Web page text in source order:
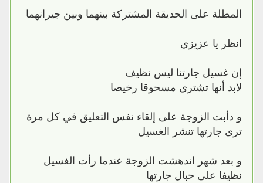
المطلة على الحديقة المشتركة بينهما وبين جيرانهما
انظر يا عزيزي
إن غسيل جارتنا ليس نظيف
لابد أنها تشتري مسحوقا رخيصا
و دأبت الزوجة على إلقاء نفس التعليق في كل مرة
ترى جارتها تنشر الغسيل
و بعد شهر اندهشت الزوجة عندما رأت الغسيل
نظيفا على حبال جارتها